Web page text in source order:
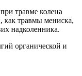
травме колена
как травмы мениска,
надколенника.
органической и